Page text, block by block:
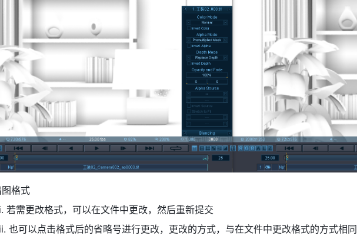
格式
若需更改格式，可以在文件中更改，然后重新提交
也可以点击格式后的省略号进行更改，更改的方式，与在文件中更改格式的方式相同